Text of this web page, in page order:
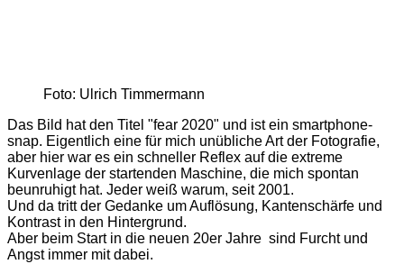
Foto: Ulrich Timmermann
Das Bild hat den Titel "fear 2020" und ist ein smartphone-
snap. Eigentlich eine für mich unübliche Art der Fotografie,
aber hier war es ein schneller Reflex auf die extreme
Kurvenlage der startenden Maschine, die mich spontan
beunruhigt hat. Jeder weiß warum, seit 2001.
Und da tritt der Gedanke um Auflösung, Kantenschärfe und
Kontrast in den Hintergrund.
Aber beim Start in die neuen 20er Jahre sind Furcht und
Angst immer mit dabei.